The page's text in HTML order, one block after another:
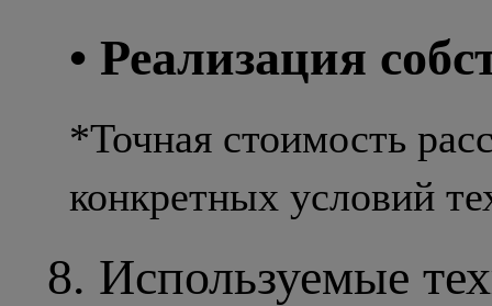
• Реализация
*Точная стоимость
конкретных условий
8. Используемые